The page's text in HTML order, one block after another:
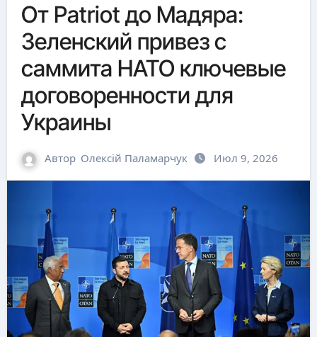
От Patriot до Мадяра:
Зеленский привез с
саммита НАТО ключевые
договоренности для
Украины
Автор Олексій Паламарчук Июл 9, 2026